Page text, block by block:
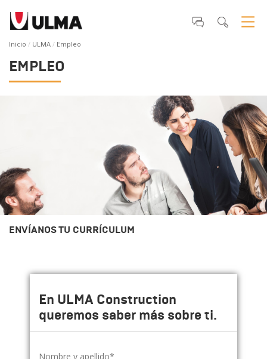
Inicio ULMA Empleo
EMPLEO
ENVÍANOS TU CURRÍCULUM
En ULMA Construction
queremos saber más sobre ti.
Nombre y apellido*